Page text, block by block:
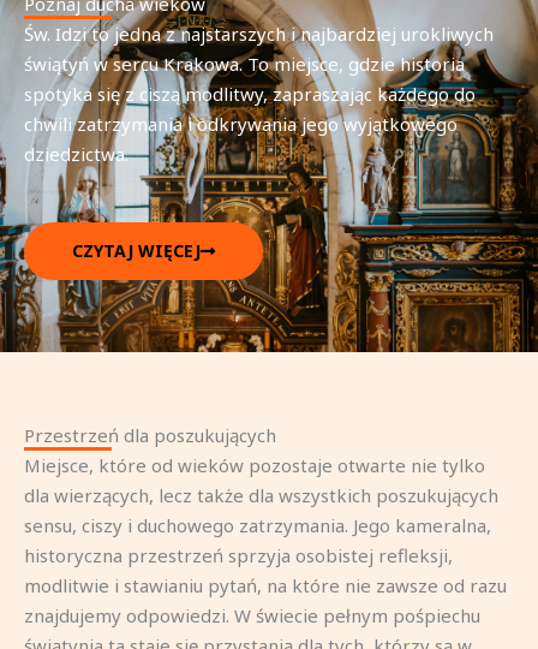
Św. Idzi to jedna z najstarszych i najbardziej urokliwych
świątyń w sercu Krakowa. To miejsce, gdzie historia
spotyka się z ciszą modlitwy, zapraszając każdego do
chwili zatrzymania i odkrywania jego wyjątkowego
dziedzictwa.
CZYTAJ WIĘCEJ
Przestrzeń dla poszukujących
Miejsce, które od wieków pozostaje otwarte nie tylko
dla wierzących, lecz także dla wszystkich poszukujących
sensu, ciszy i duchowego zatrzymania. Jego kameralna,
historyczna przestrzeń sprzyja osobistej refleksji,
modlitwie i stawianiu pytań, na które nie zawsze od razu
znajdujemy odpowiedzi. W świecie pełnym pośpiechu